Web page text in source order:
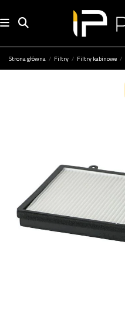
Strona główna Filtry Filtry kabinowe